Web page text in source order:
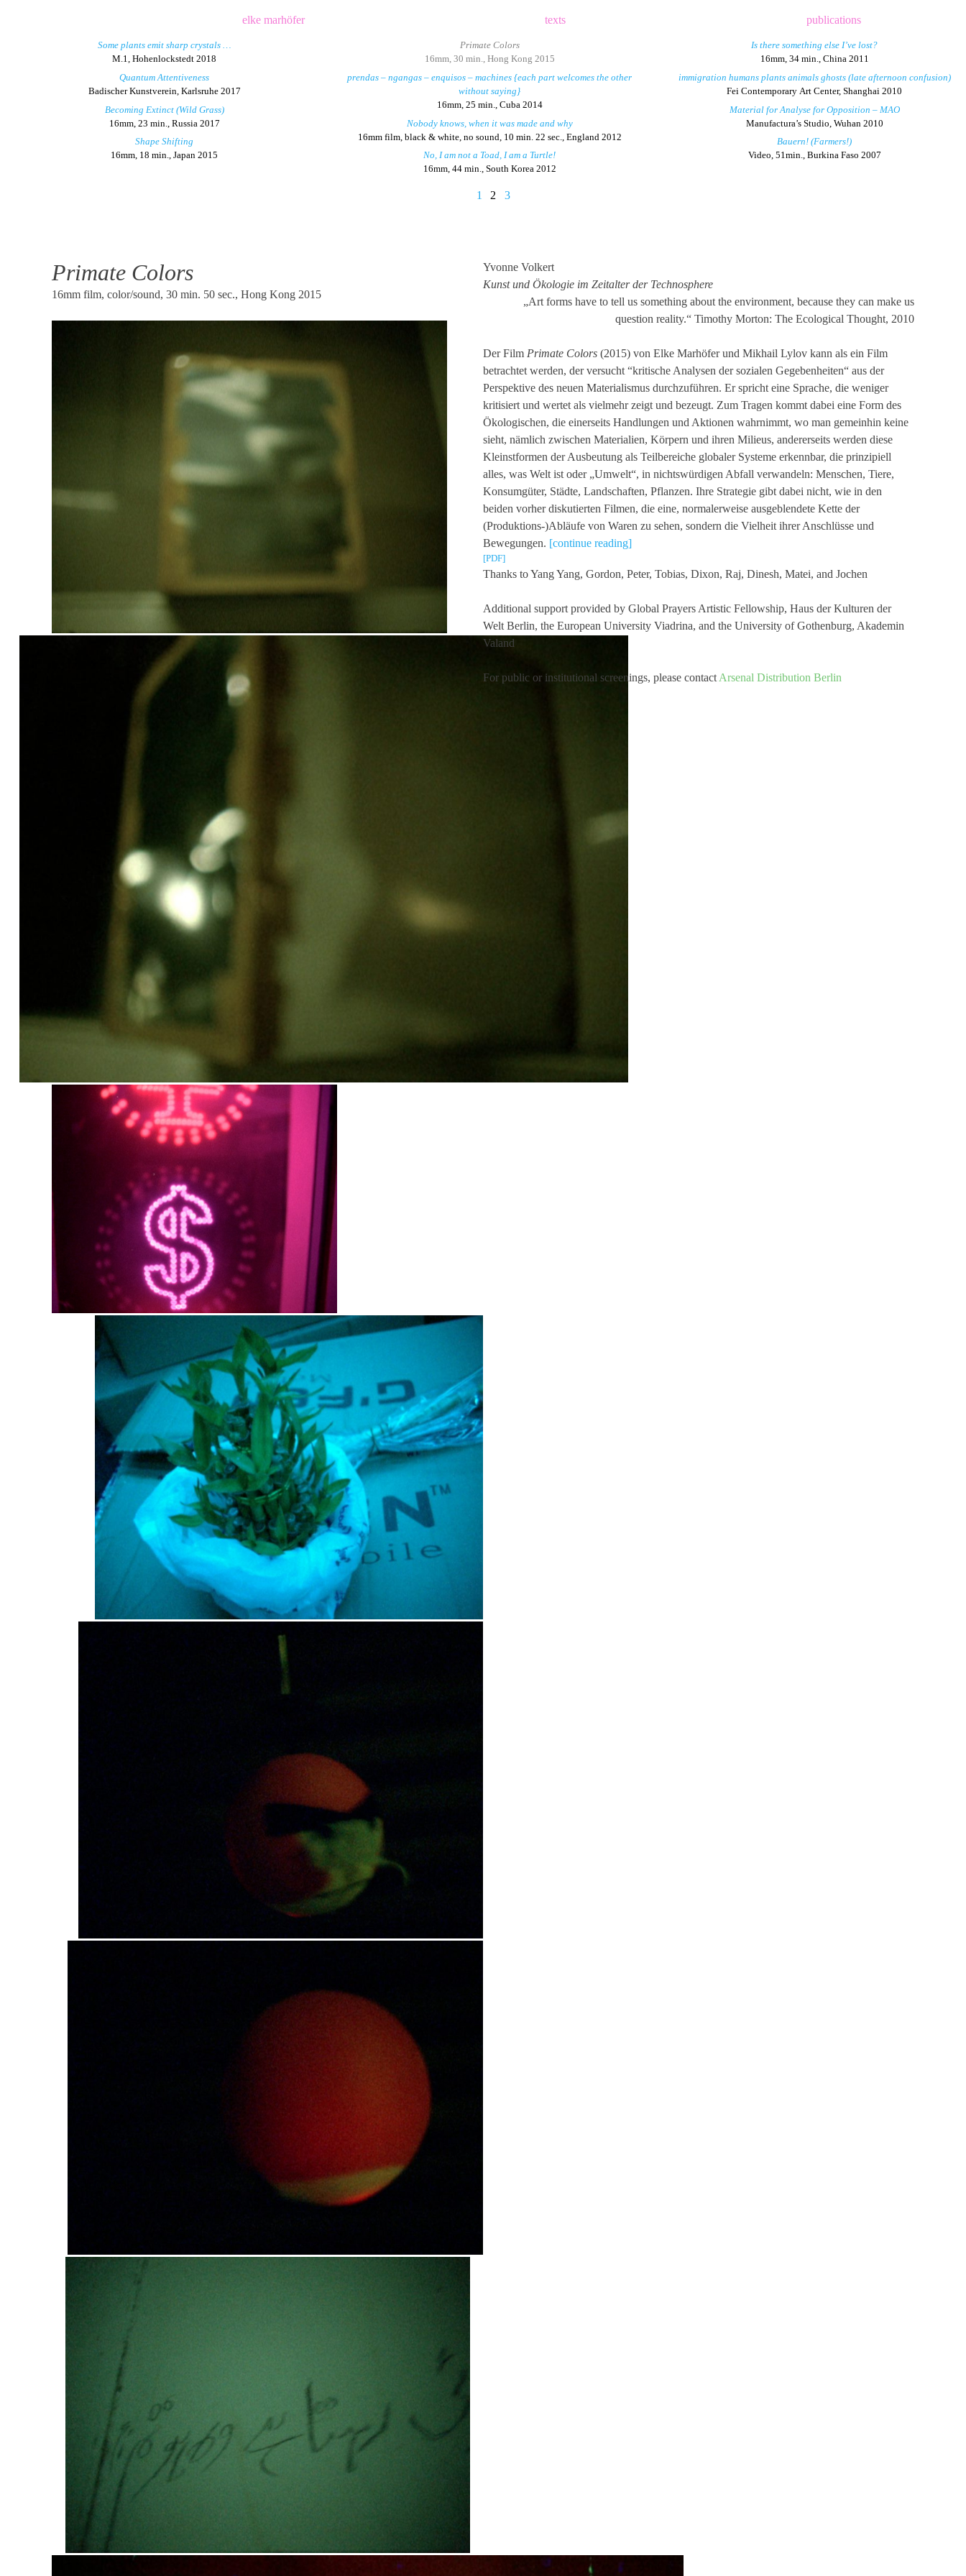
elke marhöfer texts publications
Some plants emit sharp crystals …
M.1, Hohenlockstedt 2018
Quantum Attentiveness
Badischer Kunstverein, Karlsruhe 2017
Becoming Extinct (Wild Grass)
16mm, 23 min., Russia 2017
Shape Shifting
16mm, 18 min., Japan 2015
Primate Colors
16mm, 30 min., Hong Kong 2015
prendas – ngangas – enquisos – machines {each part welcomes the other
without saying}
16mm, 25 min., Cuba 2014
Nobody knows, when it was made and why
16mm film, black & white, no sound, 10 min. 22 sec., England 2012
No, I am not a Toad, I am a Turtle!
16mm, 44 min., South Korea 2012
Is there something else I’ve lost?
16mm, 34 min., China 2011
immigration humans plants animals ghosts (late afternoon confusion)
Fei Contemporary Art Center, Shanghai 2010
Material for Analyse for Opposition – MAO
Manufactura’s Studio, Wuhan 2010
Bauern! (Farmers!)
Video, 51min., Burkina Faso 2007
1 2 3
Primate Colors
16mm film, color/sound, 30 min. 50 sec., Hong Kong 2015
Yvonne Volkert
Kunst und Ökologie im Zeitalter der Technosphere
„Art forms have to tell us something about the environment, because they can make us
question reality.“ Timothy Morton: The Ecological Thought, 2010
Der Film Primate Colors (2015) von Elke Marhöfer und Mikhail Lylov kann als ein Film
betrachtet werden, der versucht “kritische Analysen der sozialen Gegebenheiten“ aus der
Perspektive des neuen Materialismus durchzuführen. Er spricht eine Sprache, die weniger
kritisiert und wertet als vielmehr zeigt und bezeugt. Zum Tragen kommt dabei eine Form des
Ökologischen, die einerseits Handlungen und Aktionen wahrnimmt, wo man gemeinhin keine
sieht, nämlich zwischen Materialien, Körpern und ihren Milieus, andererseits werden diese
Kleinstformen der Ausbeutung als Teilbereiche globaler Systeme erkennbar, die prinzipiell
alles, was Welt ist oder „Umwelt“, in nichtswürdigen Abfall verwandeln: Menschen, Tiere,
Konsumgüter, Städte, Landschaften, Pflanzen. Ihre Strategie gibt dabei nicht, wie in den
beiden vorher diskutierten Filmen, die eine, normalerweise ausgeblendete Kette der
(Produktions-)Abläufe von Waren zu sehen, sondern die Vielheit ihrer Anschlüsse und
Bewegungen. [continue reading]
[PDF]
Thanks to Yang Yang, Gordon, Peter, Tobias, Dixon, Raj, Dinesh, Matei, and Jochen
Additional support provided by Global Prayers Artistic Fellowship, Haus der Kulturen der
Welt Berlin, the European University Viadrina, and the University of Gothenburg, Akademin
Valand
For public or institutional screenings, please contact Arsenal Distribution Berlin